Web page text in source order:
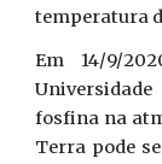
temperatura
Em 14/9/
fosfina na
Terra pode